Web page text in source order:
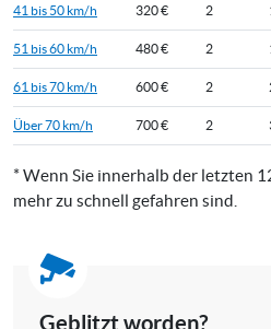
41 bis 50 km/h 320 € 2
51 bis 60 km/h 480 € 2
61 bis 70 km/h 600 € 2
Über 70 km/h 700 € 2
* Wenn Sie innerhalb der letzten
mehr zu schnell gefahren sind.
Geblitzt worden?